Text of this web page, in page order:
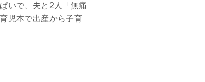
いで、夫と2人「無痛
児本で出産から子育